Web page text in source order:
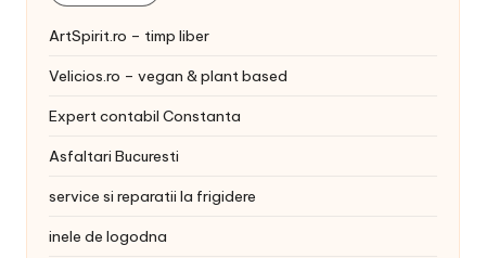
ArtSpirit.ro – timp liber
Velicios.ro – vegan & plant based
Expert contabil Constanta
Asfaltari Bucuresti
service si reparatii la frigidere
inele de logodna